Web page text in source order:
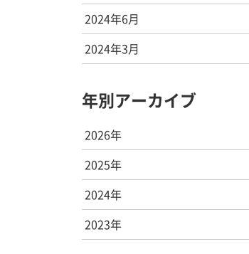
2024年6月
2024年3月
年別アーカイブ
2026年
2025年
2024年
2023年